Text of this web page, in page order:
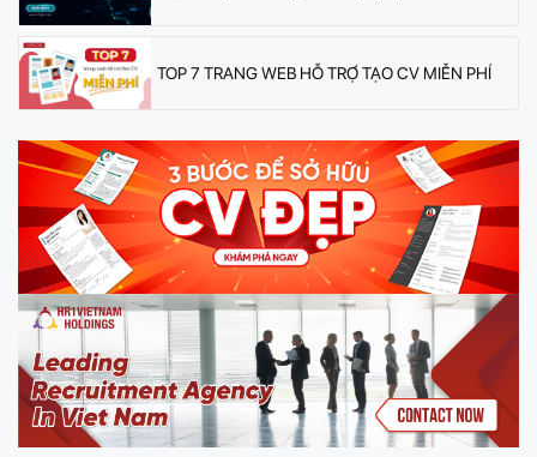
TOP 7 TRANG WEB HỖ TRỢ TẠO CV MIỄN PHÍ